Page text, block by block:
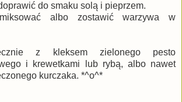
do smaku solą i pieprzem.
albo zostawić warzywa w
z kleksem zielonego pesto
i krewetkami lub rybą, albo nawet
kurczaka. *^o^*